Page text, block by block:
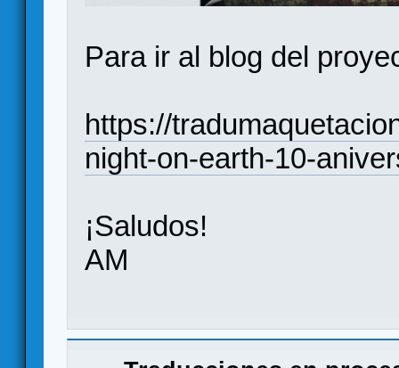
Para ir al blog del
https://
night-on-earth-10-
¡Saludos!
AM